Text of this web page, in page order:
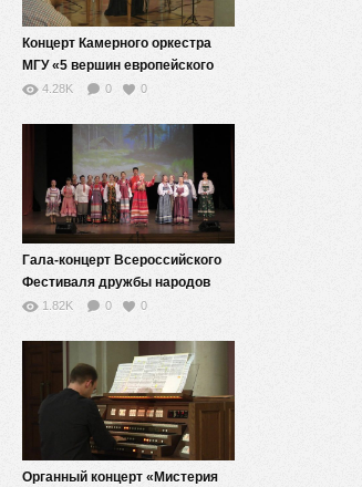
Концерт Камерного оркестра
МГУ «5 вершин европейского
барокко»
4.28K 0 0
Гала-концерт Всероссийского
Фестиваля дружбы народов
России «Россия многоликая»
1.82K 0 0
Органный концерт «Мистерия